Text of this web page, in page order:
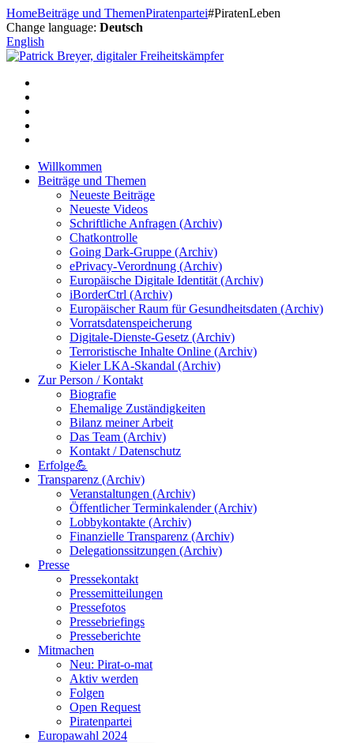
Zum
Inhalt
springen
HomeBeiträge und ThemenPiratenpartei#PiratenLeben
Change language: Deutsch
English
Willkommen
Beiträge und Themen
Neueste Beiträge
Neueste Videos
Schriftliche Anfragen (Archiv)
Chatkontrolle
Going Dark-Gruppe (Archiv)
ePrivacy-Verordnung (Archiv)
Europäische Digitale Identität (Archiv)
iBorderCtrl (Archiv)
Europäischer Raum für Gesundheitsdaten (Archiv)
Vorratsdatenspeicherung
Digitale-Dienste-Gesetz (Archiv)
Terroristische Inhalte Online (Archiv)
Kieler LKA-Skandal (Archiv)
Zur Person / Kontakt
Biografie
Ehemalige Zuständigkeiten
Bilanz meiner Arbeit
Das Team (Archiv)
Kontakt / Datenschutz
Erfolge💪
Transparenz (Archiv)
Veranstaltungen (Archiv)
Öffentlicher Terminkalender (Archiv)
Lobbykontakte (Archiv)
Finanzielle Transparenz (Archiv)
Delegationssitzungen (Archiv)
Presse
Pressekontakt
Pressemitteilungen
Pressefotos
Pressebriefings
Presseberichte
Mitmachen
Neu: Pirat-o-mat
Aktiv werden
Folgen
Open Request
Piratenpartei
Europawahl 2024